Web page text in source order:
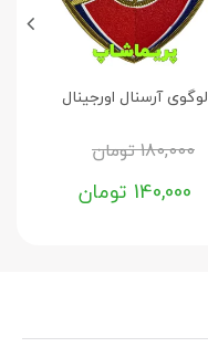
لوگوی آرسنال اورجینال
180,000تومان
140,000 تومان